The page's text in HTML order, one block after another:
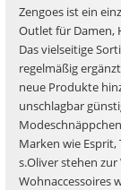
Zengoes ist ein
Outlet für Damen,
Das vielseitige
regelmäßig
neue Produkte
unschlagbar
Marken wie Esprit,
s.Oliver stehen
Wohnaccessoires